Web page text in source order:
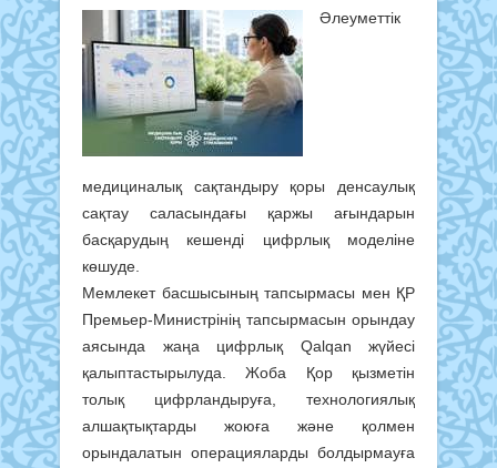
Әлеуметтік
медициналық сақтандыру қоры денсаулық
сақтау саласындағы қаржы ағындарын
басқарудың кешенді цифрлық моделіне
көшуде.
Мемлекет басшысының тапсырмасы мен ҚР
Премьер-Министрінің тапсырмасын орындау
аясында жаңа цифрлық Qalqan жүйесі
қалыптастырылуда. Жоба Қор қызметін
толық цифрландыруға, технологиялық
алшақтықтарды жоюға және қолмен
орындалатын операцияларды болдырмауға